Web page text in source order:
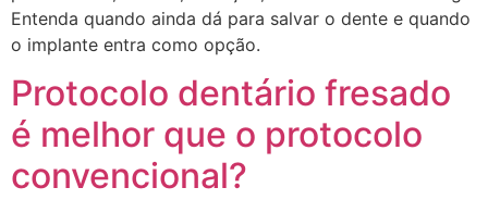
Entenda quando ainda dá para salvar o dente e quando
o implante entra como opção.
Protocolo dentário fresado
é melhor que o protocolo
convencional?